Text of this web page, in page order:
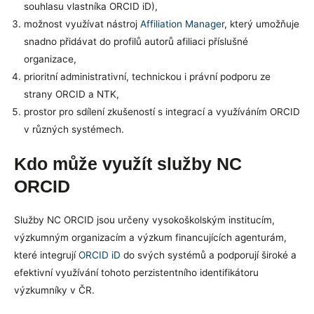
souhlasu vlastníka ORCID iD),
možnost využívat nástroj Affiliation Manager, který umožňuje
snadno přidávat do profilů autorů afiliaci příslušné
organizace,
prioritní administrativní, technickou i právní podporu ze
strany ORCID a NTK,
prostor pro sdílení zkušeností s integrací a využíváním ORCID
v různých systémech.
Kdo může využít služby NC
ORCID
Služby NC ORCID jsou určeny vysokoškolským institucím,
výzkumným organizacím a výzkum financujících agenturám,
které integrujíORCID iD do svých systémů a podporují široké a
efektivní využívání tohoto perzistentního identifikátoru
výzkumníky v ČR.